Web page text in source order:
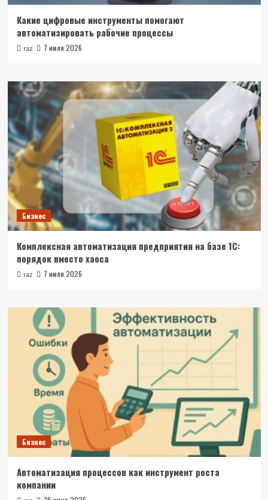
Какие цифровые инструменты помогают
автоматизировать рабочие процессы
raz 7 июля 2026
Бизнес
Комплексная автоматизация предприятия на базе 1С:
порядок вместо хаоса
raz 7 июля 2026
Бизнес
Автоматизация процессов как инструмент роста
компании